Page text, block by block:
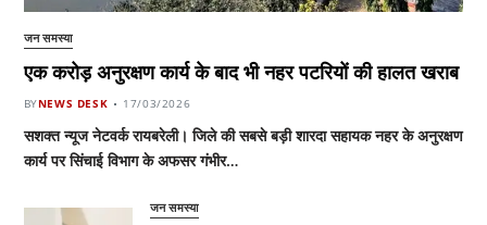
जन समस्या
एक करोड़ अनुरक्षण कार्य के बाद भी नहर पटरियों की हालत खराब
BYNEWS DESK 17/03/2026
सशक्त न्यूज नेटवर्क रायबरेली। जिले की सबसे बड़ी शारदा सहायक नहर के अनुरक्षण
कार्य पर सिंचाई विभाग के अफसर गंभीर…
जन समस्या